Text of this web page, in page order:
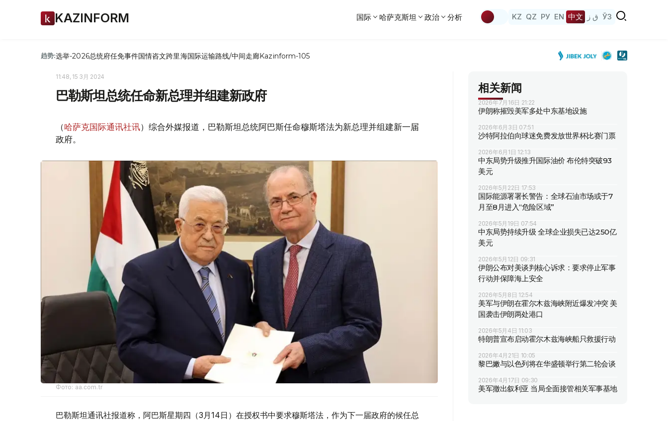
KAZINFORM 国际 哈萨克斯坦 政治 分析 KZ QZ РУ EN 中文 ق ز ЎЗ
趋势:选举-2026总统府任免事件国情咨文跨里海国际运输路线/中间走廊Kazinform-105
11:48, 15 3月 2024
巴勒斯坦总统任命新总理并组建新政府
（哈萨克国际通讯社讯）综合外媒报道，巴勒斯坦总统阿巴斯任命穆斯塔法为新总理并组建新一届
政府。
Фото: aa.com.tr
巴勒斯坦通讯社报道称，阿巴斯星期四（3月14日）在授权书中要求穆斯塔法，作为下一届政府的候任总
相关新闻
2026年7月16日 21:22
伊朗称摧毁美军多处中东基地设施
2026年6月3日 07:51
沙特阿拉伯向球迷免费发放世界杯比赛门票
2026年6月1日 12:13
中东局势升级推升国际油价 布伦特突破93
美元
2026年5月22日 17:53
国际能源署署长警告：全球石油市场或于7
月至8月进入“危险区域”
2026年5月19日 07:54
中东局势持续升级 全球企业损失已达250亿
美元
2026年5月12日 09:31
伊朗公布对美谈判核心诉求：要求停止军事
行动并保障海上安全
2026年5月8日 12:54
美军与伊朗在霍尔木兹海峡附近爆发冲突 美
国袭击伊朗两处港口
2026年5月4日 11:03
特朗普宣布启动霍尔木兹海峡船只救援行动
2026年4月21日 10:05
黎巴嫩与以色列将在华盛顿举行第二轮会谈
2026年4月17日 09:30
美军撤出叙利亚 当局全面接管相关军事基地